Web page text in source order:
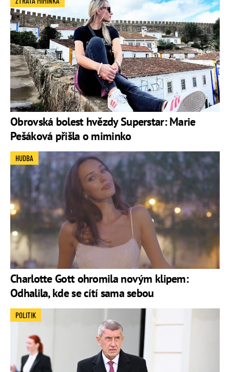
Obrovská bolest hvězdy Superstar: Marie
Pešáková přišla o miminko
Charlotte Gott ohromila novým klipem:
Odhalila, kde se cítí sama sebou
HUDBA
POLITIK